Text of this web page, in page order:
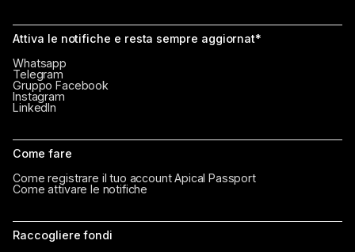
Attiva le notifiche e resta sempre aggiornat*
Whatsapp
Telegram
Gruppo Facebook
Instagram
LinkedIn
Come fare
Come registrare il tuo account Apical Passport
Come attivare le notifiche
Raccogliere fondi